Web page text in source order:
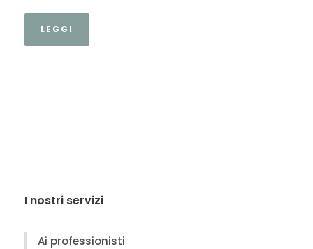
LEGGI
I nostri servizi
Ai professionisti